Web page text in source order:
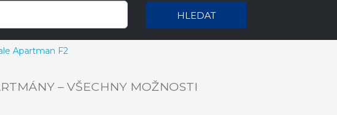
HLEDAT
Apartman F2
– VŠECHNY MOŽNOSTI